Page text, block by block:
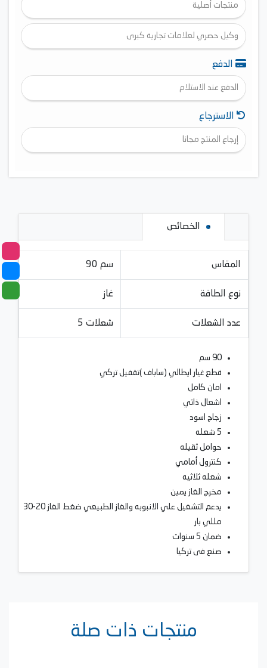
منتجات أصلية
وكيل حصري لعلامات تجارية كبرى
الدفع
الدفع عند الاستلام
الاسترجاع
إرجاع المنتج مجانا
الخصائص
المقاس 90 سم
نوع الطاقة غاز
عدد الشعلات 5 شعلات
90 سم
قطع غيار ايطالي (ساباف )تقفيل تركي
امان كامل
اشعال ذاتي
زجاج اسود
5 شعله
حوامل ثقيله
كنترول أمامي
شعله ثلاثيه
مخرج الغاز يمين
يدعم التشغيل علي الانبوبه والغاز الطبيعي ضغط الغاز 20-30
مللي بار
ضمان 5 سنوات
ﺻﻨﻊ ﻓﻰ ﺗﺮﻛﻴﺎ
منتجات ذات صلة